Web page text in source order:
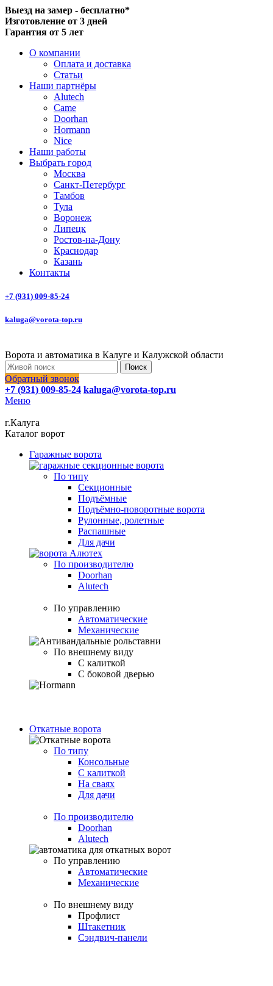
Выезд на замер - бесплатно*
Изготовление от 3 дней
Гарантия от 5 лет
О компании
Оплата и доставка
Статьи
Наши партнёры
Alutech
Came
Doorhan
Hormann
Nice
Наши работы
Выбрать город
Москва
Санкт-Петербург
Тамбов
Тула
Воронеж
Липецк
Ростов-на-Дону
Краснодар
Казань
Контакты
+7 (931) 009-85-24
kaluga@vorota-top.ru
Ворота и автоматика в Калуге и Калужской области
Поиск
Обратный звонок
+7 (931) 009-85-24 kaluga@vorota-top.ru
Меню
г.Калуга
Каталог ворот
Гаражные ворота
По типу
Секционные
Подъёмные
Подъёмно-поворотные ворота
Рулонные, ролетные
Распашные
Для дачи
По производителю
Doorhan
Alutech
По управлению
Автоматические
Механические
По внешнему виду
С калиткой
С боковой дверью
Откатные ворота
По типу
Консольные
С калиткой
На сваях
Для дачи
По производителю
Doorhan
Alutech
По управлению
Автоматические
Механические
По внешнему виду
Профлист
Штакетник
Сэндвич-панели